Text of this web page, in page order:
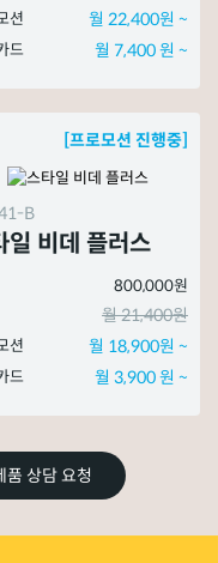
션 월 22,400원 ~
드 월 7,400 원 ~
[프로모션 진행중]
B
일 비데 플러스
800,000원
월 21,400원
션 월 18,900원 ~
드 월 3,900 원 ~
품 상담 요청